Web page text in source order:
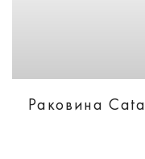
Раковина